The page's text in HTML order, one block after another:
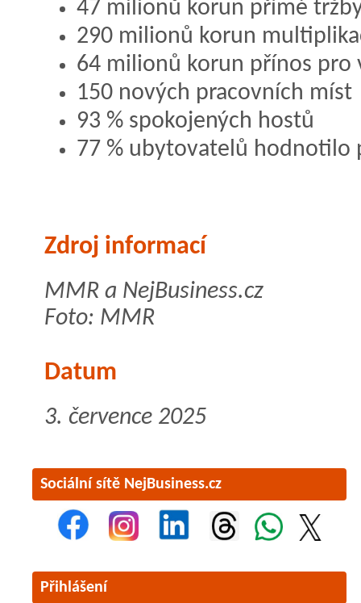
47 milionů korun přímé
290 milionů korun
64 milionů korun přínos pro
150 nových pracovních míst
93 % spokojených hostů
77 % ubytovatelů hodnotilo
Zdroj informací
MMR a NejBusiness.cz
Foto: MMR
Datum
3. července 2025
Sociální sítě NejBusiness.cz
Přihlášení